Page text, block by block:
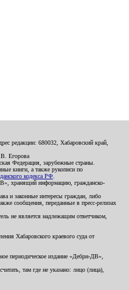
редакции: 680032, Хабаровский край,
Егорова
Федерация, зарубежные страны.
книги, а также рукописи по
кодекса РФ
хранящий информацию, гражданско-
и законные интересы граждан, либо
сообщения, переданные в пресс-релизах
не является надлежащим ответчиком,
Хабаровского краевого суда от
периодическое издание «Дебри-ДВ»,
там где не указано: лицо (лица),